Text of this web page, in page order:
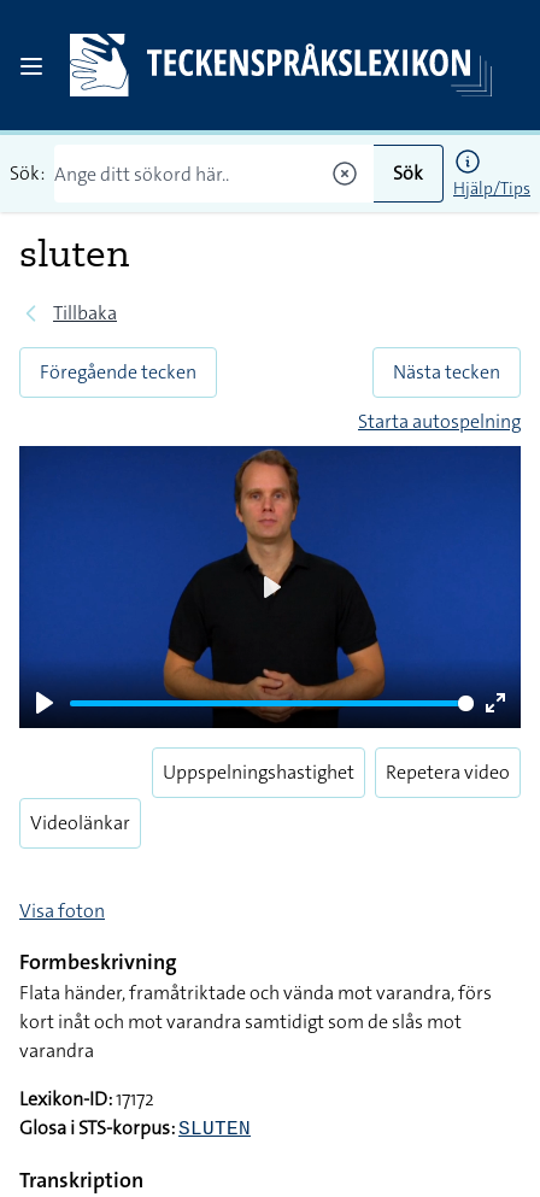
Sök: Sök
Hjälp/Tips
sluten
Tillbaka
Föregående tecken
Nästa tecken
Starta autospelning
Play
Enter
Videolänkar
Uppspelningshastighet Repetera video
Visa foton
Formbeskrivning
Flata händer, framåtriktade och vända mot varandra, förs
kort inåt och mot varandra samtidigt som de slås mot
varandra
Lexikon-ID:17172
Glosa i STS-korpus:SLUTEN
Transkription